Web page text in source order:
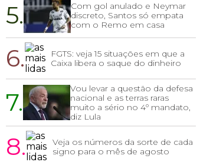
5.
Com gol anulado e Neymar
discreto, Santos só empata
com o Remo em casa
6.
FGTS: veja 15 situações em que a
Caixa libera o saque do dinheiro
7.
Vou levar a questão da defesa
nacional e as terras raras
muito a sério no 4º mandato,
diz Lula
8.
Veja os números da sorte de cada
signo para o mês de agosto